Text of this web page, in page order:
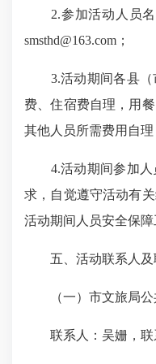
2.参加活动人员名
smsthd@163.com；
3.活动期间各县（
费、住宿费自理，用
其他人员所需费用自理
4.活动期间参加人
求，自觉遵守活动有
活动期间人员安全保障
五、活动联系人及
（一）市文旅局公
联系人：吴姗，联